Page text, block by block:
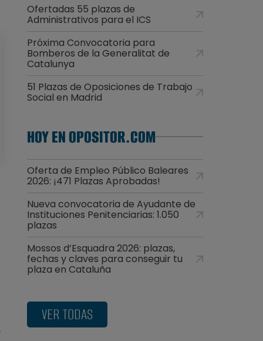
Ofertadas 55 plazas de
Administrativos para el ICS
Próxima Convocatoria para
Bomberos de la Generalitat de
Catalunya
51 Plazas de Oposiciones de Trabajo
Social en Madrid
HOY EN OPOSITOR.COM
Oferta de Empleo Público Baleares
2026: ¡471 Plazas Aprobadas!
Nueva convocatoria de Ayudante de
Instituciones Penitenciarias: 1.050
plazas
Mossos d’Esquadra 2026: plazas,
fechas y claves para conseguir tu
plaza en Cataluña
VER TODAS